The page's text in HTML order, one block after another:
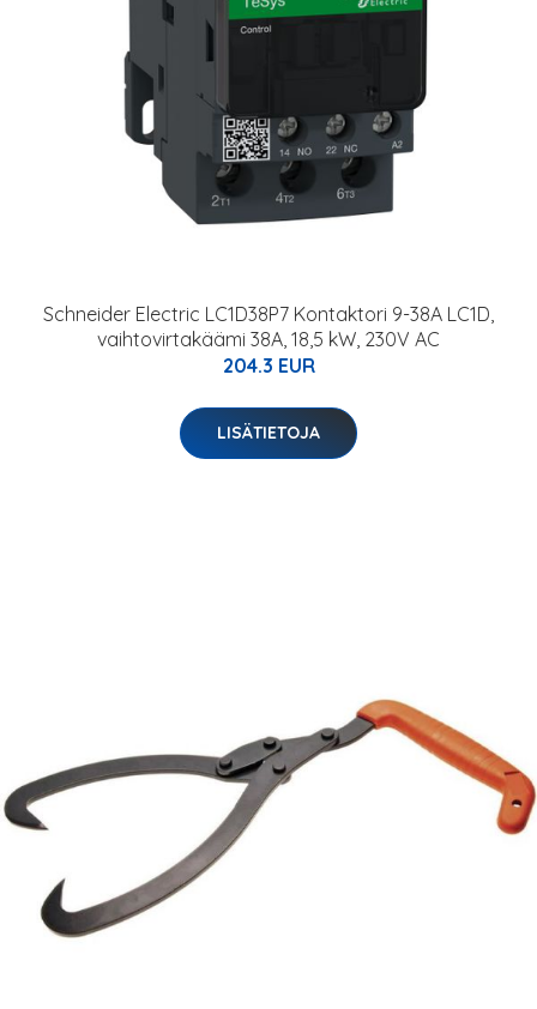
Schneider Electric LC1D38P7 Kontaktori 9-38A LC1D,
vaihtovirtakäämi 38A, 18,5 kW, 230V AC
204.3 EUR
LISÄTIETOJA